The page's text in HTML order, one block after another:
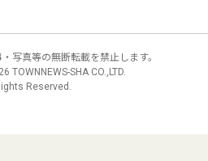
写真等の無断転載を禁止します。
TOWNNEWS-SHA CO.,LTD.
Reserved.